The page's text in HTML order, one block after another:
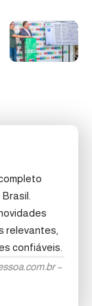
relevantes,
confiáveis.
–